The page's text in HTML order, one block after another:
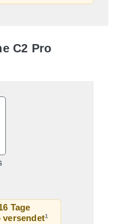
C2 Pro
Tage
versendet1